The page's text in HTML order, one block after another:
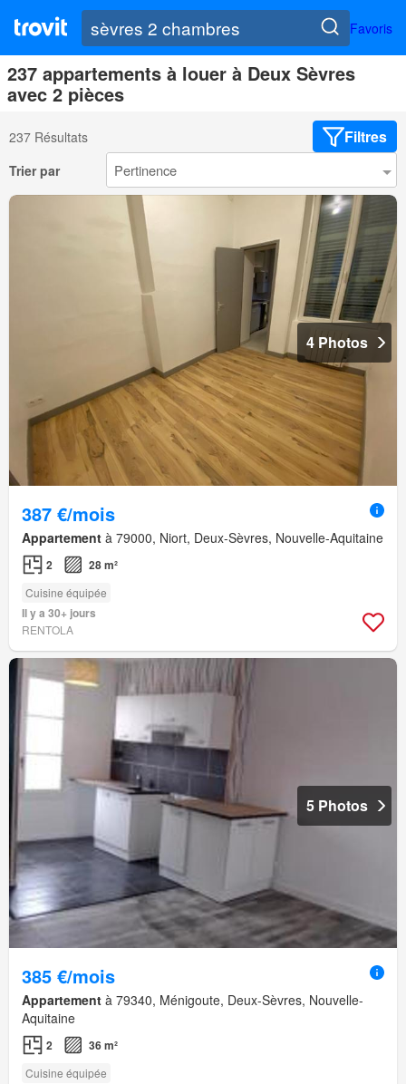
Favoris
237 appartements à louer à Deux Sèvres
avec 2 pièces
237 Résultats Filtres
Trier par
4 Photos
387 €/mois
Appartement à 79000, Niort, Deux-Sèvres, Nouvelle-Aquitaine
2 28 m²
Cuisine équipée
Il y a 30+ jours
RENTOLA
5 Photos
385 €/mois
Appartement à 79340, Ménigoute, Deux-Sèvres, Nouvelle-
Aquitaine
2 36 m²
Cuisine équipée